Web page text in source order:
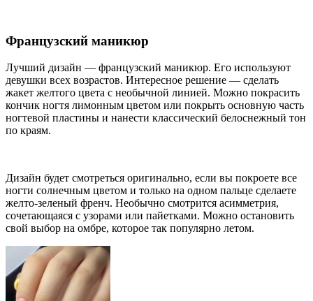
Французский маникюр
Лучший дизайн — французский маникюр. Его используют
девушки всех возрастов. Интересное решение — сделать
жакет желтого цвета с необычной линией. Можно покрасить
кончик ногтя лимонным цветом или покрыть основную часть
ногтевой пластины и нанести классический белоснежный тон
по краям.
Дизайн будет смотреться оригинально, если вы покроете все
ногти солнечным цветом и только на одном пальце сделаете
желто-зеленый френч. Необычно смотрится асимметрия,
сочетающаяся с узорами или пайетками. Можно остановить
свой выбор на омбре, которое так популярно летом.